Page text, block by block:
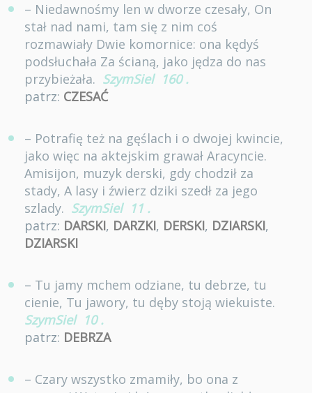
– Niedawnośmy len w dworze czesały, On
stał nad nami, tam się z nim coś
rozmawiały Dwie komornice: ona kędyś
podsłuchała Za ścianą, jako jędza do nas
przybieżała. SzymSiel 160 .
patrz: CZESAĆ
– Potrafię też na gęślach i o dwojej kwincie,
jako więc na aktejskim grawał Aracyncie.
Amisijon, muzyk derski, gdy chodził za
stady, A lasy i źwierz dziki szedł za jego
szlady. SzymSiel 11 .
patrz: DARSKI, DARZKI, DERSKI, DZIARSKI,
DZIARSKI
– Tu jamy mchem odziane, tu debrze, tu
cienie, Tu jawory, tu dęby stoją wiekuiste.
SzymSiel 10 .
patrz: DEBRZA
– Czary wszystko zmamiły, bo ona z